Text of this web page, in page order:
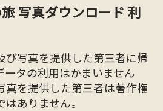
写真ダウンロード 利
び写真を提供した第三者に帰
ータの利用はかまいません
真を提供した第三者は著作権
ありません。